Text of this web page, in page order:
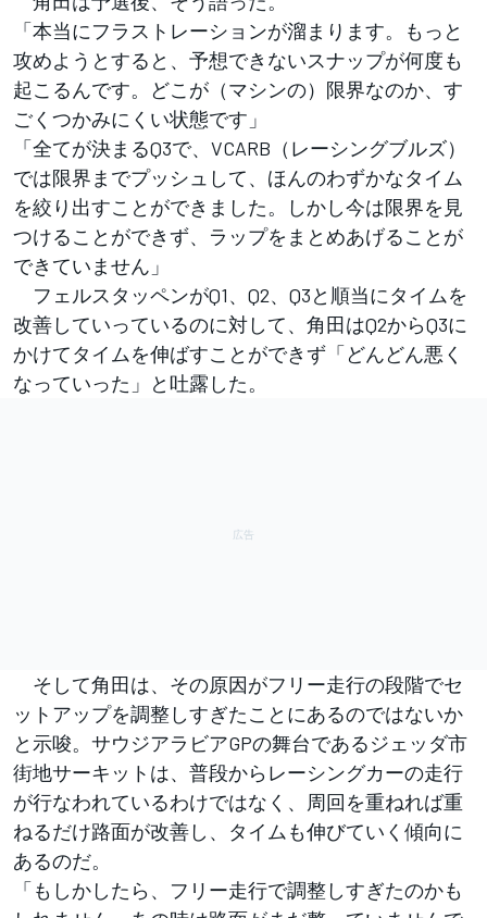
「本当にフラストレーションが溜まります。もっと
攻めようとすると、予想できないスナップが何度も
起こるんです。どこが（マシンの）限界なのか、す
ごくつかみにくい状態です」
「全てが決まるQ3で、VCARB（レーシングブルズ）
では限界までプッシュして、ほんのわずかなタイム
を絞り出すことができました。しかし今は限界を見
つけることができず、ラップをまとめあげることが
できていません」
フェルスタッペンがQ1、Q2、Q3と順当にタイムを
改善していっているのに対して、角田はQ2からQ3に
かけてタイムを伸ばすことができず「どんどん悪く
なっていった」と吐露した。
そして角田は、その原因がフリー走行の段階でセ
ットアップを調整しすぎたことにあるのではないか
と示唆。サウジアラビアGPの舞台であるジェッダ市
街地サーキットは、普段からレーシングカーの走行
が行なわれているわけではなく、周回を重ねれば重
ねるだけ路面が改善し、タイムも伸びていく傾向に
あるのだ。
「もしかしたら、フリー走行で調整しすぎたのかも